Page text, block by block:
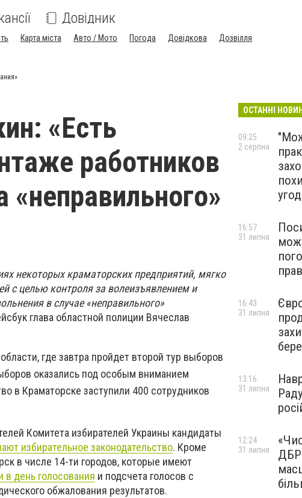
Довідник
Карта міста Авто / Мото Погода Довідкова
Дозвілля
«Есть
работников
«неправильного»
некоторых краматорских предприятий, мягко
с целью контроля за волеизъявлением и
в случае «неправильного»
глава областной полиции Вячеслав
где завтра пройдет второй тур выборов
оказались под особым вниманием
в Краматорске заступили 400 сотрудников
Комитета избирателей Украины кандидаты
избирательное законодательство. Кроме
в числе 14-ти городов, которые имеют
в день голосования и подсчета голосов с
обжалования результатов.
ОСТАННІ
09:25
2 серпня
16:57
31 липня
16:43
31 липня
13:16
31 липня
ДБР
12:24
31 липня